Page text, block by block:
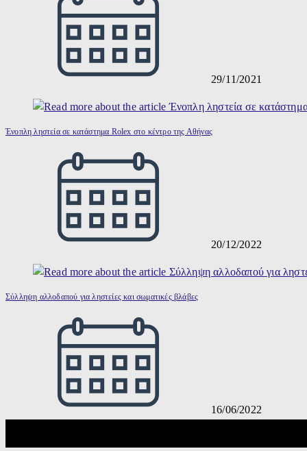
29/11/2021
Ένοπλη ληστεία σε κατάστημα Rolex στο κέντρο της Αθήνας
20/12/2022
Σύλληψη αλλοδαπού για ληστείες και σωματικές βλάβες
16/06/2022